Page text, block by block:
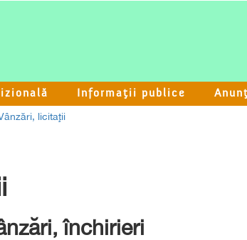
Informaţii publice
licitaţii
închirieri